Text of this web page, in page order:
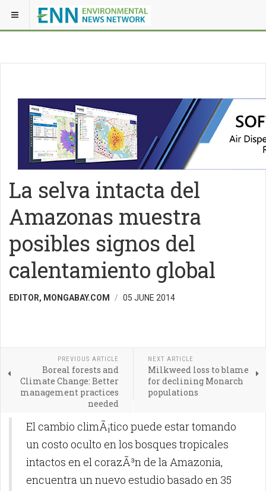
La selva intacta del
Amazonas muestra
posibles signos del
calentamiento global
EDITOR, MONGABAY.COM 05 JUNE 2014
PREVIOUS ARTICLE
Boreal forests and
Climate Change: Better
management practices
needed
NEXT ARTICLE
Milkweed loss to blame
for declining Monarch
populations
El cambio climÃ¡tico puede estar tomando
un costo oculto en los bosques tropicales
intactos en el corazÃ³n de la Amazonia,
encuentra un nuevo estudio basado en 35